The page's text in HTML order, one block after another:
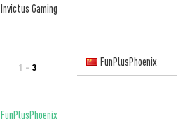
Invictus Gaming
1 - 3
FunPlusPhoenix
FunPlusPhoenix